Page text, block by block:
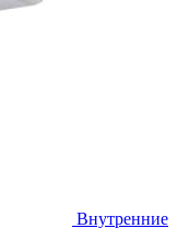
Внутренние